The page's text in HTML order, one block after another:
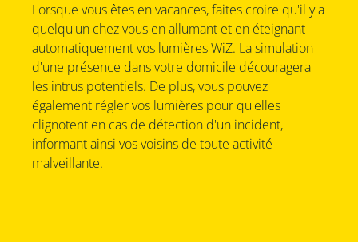
Lorsque vous êtes en vacances, faites croire qu'il y a
quelqu'un chez vous en allumant et en éteignant
automatiquement vos lumières WiZ. La simulation
d'une présence dans votre domicile découragera
les intrus potentiels. De plus, vous pouvez
également régler vos lumières pour qu'elles
clignotent en cas de détection d'un incident,
informant ainsi vos voisins de toute activité
malveillante.